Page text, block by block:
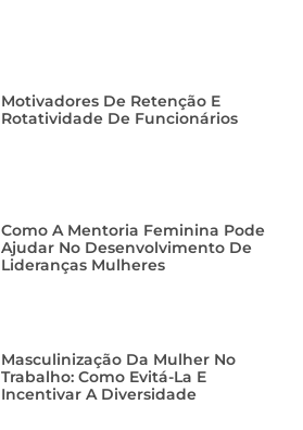
Motivadores De Retenção E
Rotatividade De Funcionários
Como A Mentoria Feminina Pode
Ajudar No Desenvolvimento De
Lideranças Mulheres
Masculinização Da Mulher No
Trabalho: Como Evitá-La E
Incentivar A Diversidade